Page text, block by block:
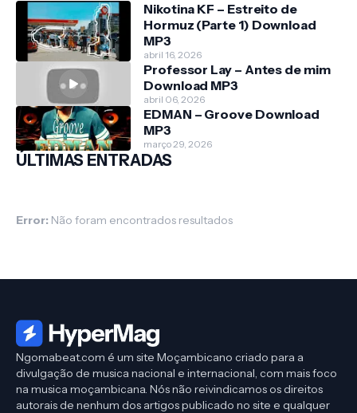
Nikotina KF – Estreito de
Hormuz (Parte 1) Download
MP3
abril 16, 2026
Professor Lay – Antes de mim
Download MP3
abril 06, 2026
EDMAN – Groove Download
MP3
março 29, 2026
ÚLTIMAS ENTRADAS
Error: Não foram encontrados resultados
Ngomabeat.com é um site Moçambicano criado para a
divulgação de musica nacional e internacional, com mais foco
na musica moçambicana. Nós não reivindicamos os direitos
autorais de nenhum dos artigos publicado no site e qualquer